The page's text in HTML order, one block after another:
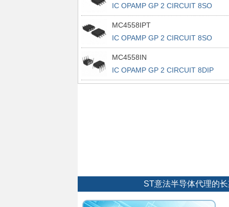
IC OPAMP GP 2 CIRCUIT 8SO
MC4558IPT
IC OPAMP GP 2 CIRCUIT 8SO
MC4558IN
IC OPAMP GP 2 CIRCUIT 8DIP
ST意法半导体代理的